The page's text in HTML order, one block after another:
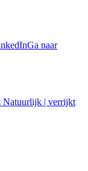
Ga naar
Natuurlijk | verrijkt